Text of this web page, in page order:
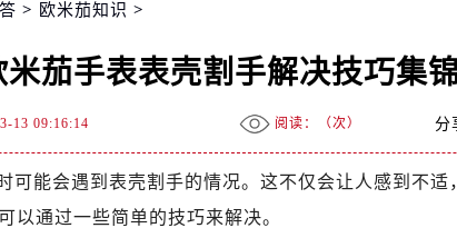
路29号星耀天地写字楼1号楼18层1803室（需提前预约）
定东路399号置地商务中心东塔写字楼（华润万象城）17
闸南路500号来福士广场办公楼20层2009室（需提前预约）
南街777号金华万达广场写字楼4号楼22层2209室（需
东路379号世茂天际中心写字楼8层805室（需提前预约）
> 欧米茄知识 >
米茄手表表壳割手解决技巧集
13 09:16:14 阅读：（次） 分
可能会遇到表壳割手的情况。这不仅会让人感到不适
以通过一些简单的技巧来解决。